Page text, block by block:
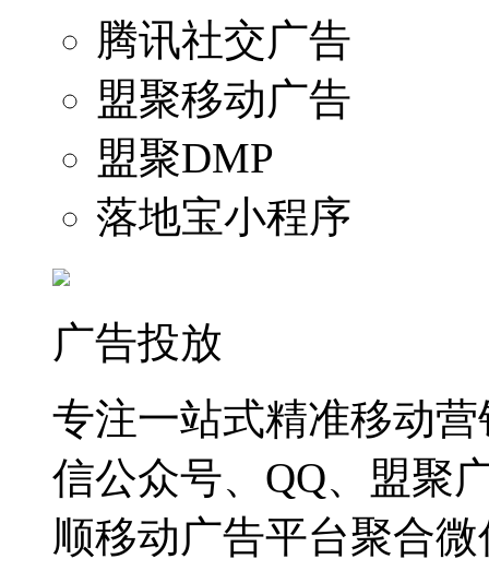
腾讯社交广告
盟聚移动广告
盟聚DMP
落地宝小程序
广告投放
专注一站式精准移动
信公众号、QQ、盟聚
顺移动广告平台聚合